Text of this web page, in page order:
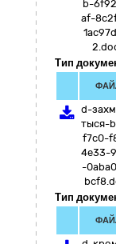
b-
af-
Тип
d-
тыся-
f7c0-
4e33-
-
Тип